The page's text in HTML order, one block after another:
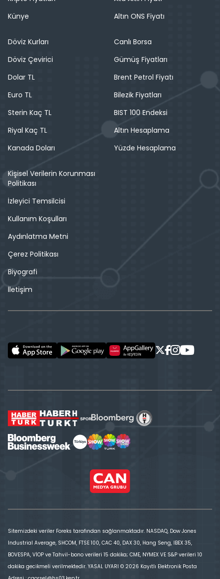
Künye
Altın ONS Fiyatı
Döviz Kurları
Döviz Çevirici
Dolar TL
Euro TL
Sterin Kaç TL
Riyal Kaç TL
Kanada Doları
Canlı Borsa
Gümüş Fiyatları
Brent Petrol Fiyatı
Bilezik Fiyatları
BIST 100 Endeksi
Altın Hesaplama
Yüzde Hesaplama
Kişisel Verilerin Korunması
Politikası
İzleyici Temsilcisi
Kullanım Koşulları
Aydınlatma Metni
Çerez Politikası
Biyografi
İletişim
Sitemizdeki veriler Foreks tarafından sağlanmaktadır. NASDAQ, Dow Jones
Industrial Average, SHCOM, FTSE 100, CAC 40, DAX 30, Hang Seng, IBEX 35,
BOVESPA, VİOP ve Tahvil-bono verileri 15 dakika; CME, NYMEX VE S&P verileri 10
dakika gecikmeli verilmektedir. YASAL UYARI © 2026 Kayıtlı Elektronik Posta